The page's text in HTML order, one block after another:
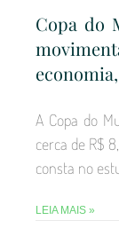
Copa do
A Copa do
cerca de R$
consta no
LEIA MAIS »